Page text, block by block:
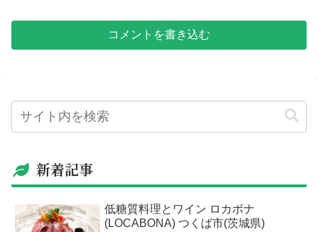
コメントを書き込む
新着記事
低糖質料理とワイン ロカボナ
(LOCABONA) つくば市(茨城県)